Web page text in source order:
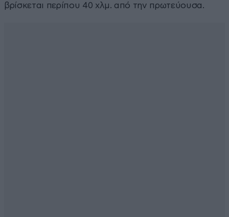
βρίσκεται περίπου 40 χλμ. από την πρωτεύουσα.